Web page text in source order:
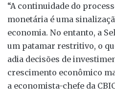
“A continuidade do
monetária é uma
economia. No entanto, a
um patamar restritivo, o
adia decisões de
crescimento econômico
a economista-chefe da